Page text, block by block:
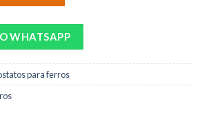
WHATSAPP
para ferros